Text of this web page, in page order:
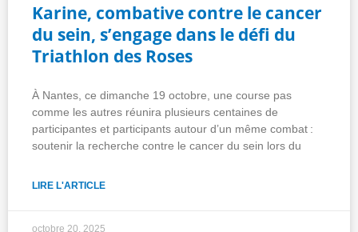
Karine, combative contre le cancer
du sein, s’engage dans le défi du
Triathlon des Roses
À Nantes, ce dimanche 19 octobre, une course pas
comme les autres réunira plusieurs centaines de
participantes et participants autour d’un même combat :
soutenir la recherche contre le cancer du sein lors du
LIRE L'ARTICLE
octobre 20, 2025